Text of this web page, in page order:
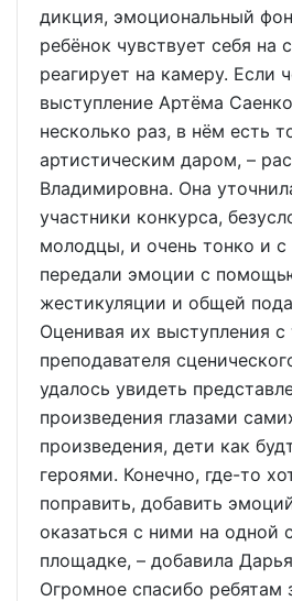
дикция, эмоциональный
ребёнок чувствует себя на
реагирует на камеру. Если
выступление Артёма
несколько раз, в нём есть
артистическим даром, –
Владимировна. Она
участники конкурса,
молодцы, и очень тонко и с
передали эмоции с
жестикуляции и общей
Оценивая их выступления с
преподавателя
удалось увидеть
произведения глазами
произведения, дети как
героями. Конечно, где-то
поправить, добавить
оказаться с ними на одной
площадке, – добавила
Огромное спасибо ребятам